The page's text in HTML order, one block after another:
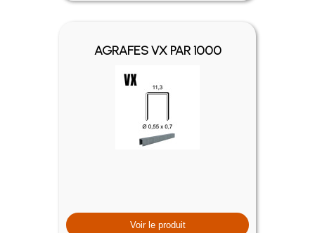
AGRAFES VX PAR 1000
Voir le produit